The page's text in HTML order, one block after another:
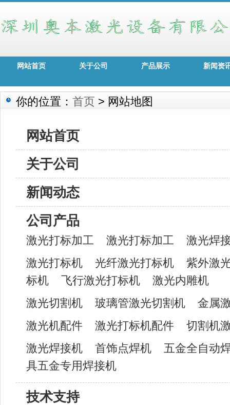
网站首页 关于公司 产品展示 新闻资
你的位置： 首页 > 网站地图
网站首页
关于公司
新闻动态
公司产品
激光打标加工 激光打标加工
激光焊
激光打标机
光纤激光打标机
紫外激
标机
飞行激光打标机
激光内雕机
激光切割机
玻璃管激光切割机
金属
激光机配件
激光打标机配件
切割机
激光焊接机
首饰点焊机
五金全自动
具五金专用焊接机
技术支持